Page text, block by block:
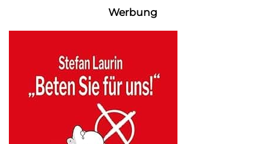
Werbung